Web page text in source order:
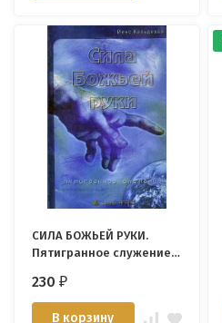
СИЛА БОЖЬЕЙ РУКИ.
Пятигранное служение.
230₽
В корзину